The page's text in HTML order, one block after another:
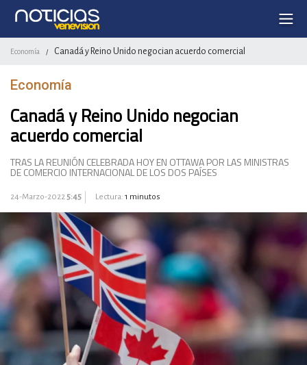
Economía / Canadá y Reino Unido negocian acuerdo comercial
Economía
Canadá y Reino Unido negocian
acuerdo comercial
TRAS LA REUNIÓN CELEBRADA HOY EN OTTAWA POR LAS MINISTRAS
DE COMERCIO INTERNACIONAL DE LOS DOS PAÍSES
24-Marzo-20225:45 Lectura: 1 minutos